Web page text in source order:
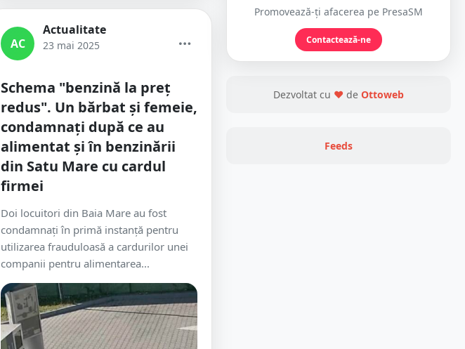
AC
Actualitate
23 mai 2025
Schema "benzină la preț
redus". Un bărbat și femeie,
condamnați după ce au
alimentat și în benzinării
din Satu Mare cu cardul
firmei
Doi locuitori din Baia Mare au fost
condamnați în primă instanță pentru
utilizarea frauduloasă a cardurilor unei
companii pentru alimentarea...
Promovează-ți afacerea pe PresaSM
Contactează-ne
Dezvoltat cu ❤ de Ottoweb
Feeds